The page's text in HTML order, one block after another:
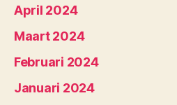
April 2024
Maart 2024
Februari 2024
Januari 2024